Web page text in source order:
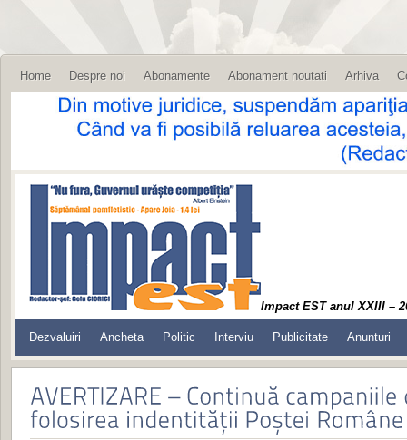
Home Despre noi Abonamente Abonament noutati Arhiva
Impact EST anul XXIII –
Dezvaluiri Ancheta Politic Interviu Publicitate Anunturi